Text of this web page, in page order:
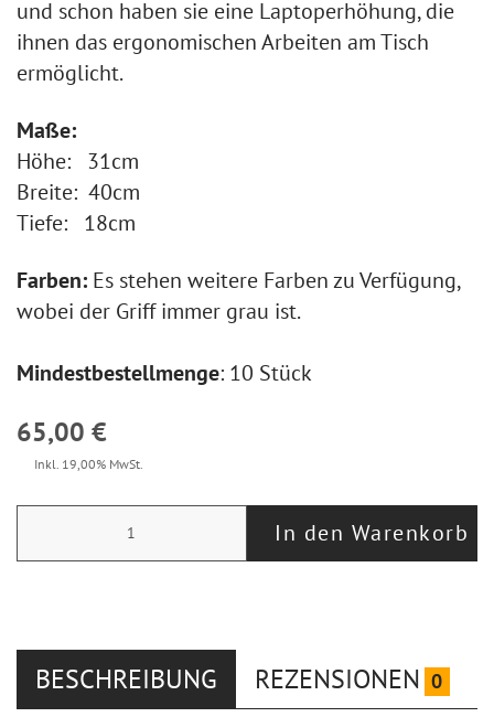
und schon haben sie eine Laptoperhöhung, die
ihnen das ergonomischen Arbeiten am Tisch
ermöglicht.
Maße:
Höhe: 31cm
Breite: 40cm
Tiefe: 18cm
Farben: Es stehen weitere Farben zu Verfügung,
wobei der Griff immer grau ist.
Mindestbestellmenge: 10 Stück
65,00 €
Inkl. 19,00% MwSt.
In den Warenkorb
BESCHREIBUNG REZENSIONEN 0